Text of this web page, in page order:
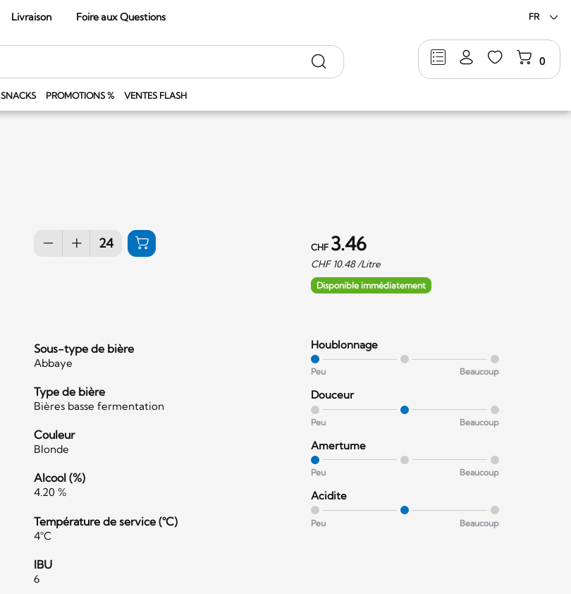
Livraison Foire aux Questions FR
SNACKS PROMOTIONS % VENTES FLASH
0
Rechercher
CHF 3.46
CHF 10.48/Litre
Disponible immédiatement
Sous-type de bière
Abbaye
Type de bière
Bières basse fermentation
Couleur
Blonde
Alcool (%)
4.20 %
Température de service (°C)
4°C
IBU
6
Houblonnage
Peu Beaucoup
Douceur
Peu Beaucoup
Amertume
Peu Beaucoup
Acidite
Peu Beaucoup